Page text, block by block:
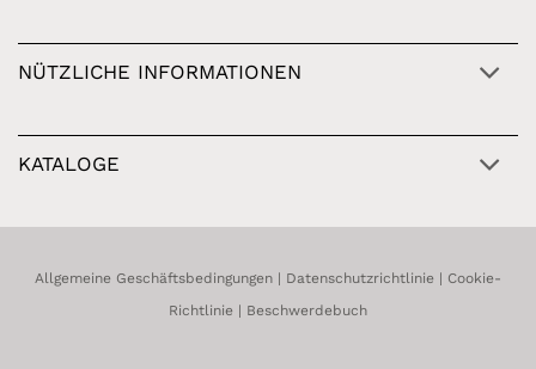
NÜTZLICHE INFORMATIONEN
KATALOGE
Allgemeine Geschäftsbedingungen Datenschutzrichtlinie
Cookie-
Richtlinie
Beschwerdebuch